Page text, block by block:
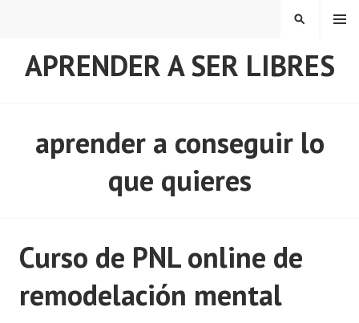
APRENDER A SER LIBRES
MENÚ
BUSCAR
aprender a conseguir lo
que quieres
Curso de PNL online de
remodelación mental